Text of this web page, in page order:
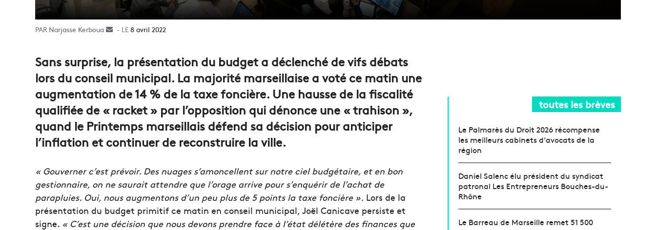
Narjasse Kerboua
Envoyer8 avril 2022
Sans surprise, la présentation du budget a déclenché de vifs débats
lors du conseil municipal. La majorité marseillaise a voté ce matin une
augmentation de 14 % de la taxe foncière. Une hausse de la fiscalité
qualifiée de « racket » par l’opposition qui dénonce une « trahison »,
quand le Printemps marseillais défend sa décision pour anticiper
l’inflation et continuer de reconstruire la ville.
« Gouverner c’est prévoir. Des nuages s’amoncellent sur notre ciel budgétaire, et en bon
gestionnaire, on ne saurait attendre que l’orage arrive pour s’enquérir de l’achat de
parapluies. Oui, nous augmentons d’un peu plus de 5 points la taxe foncière ». Lors de la
présentation du budget primitif ce matin en conseil municipal, Joël Canicave persiste et
signe. « C’est une décision que nous devons prendre face à l’état délétère des finances que
toutes les brèves
Le Palmarès du Droit 2026 récompense
les meilleurs cabinets d’avocats de la
région
Daniel Salenc élu président du syndicat
patronal Les Entrepreneurs Bouches-du-
Rhône
Le Barreau de Marseille remet 51 500